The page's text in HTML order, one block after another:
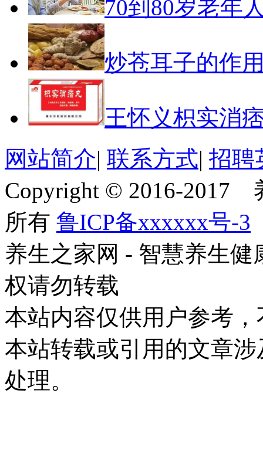
70到80岁老年
炒苍耳子的作
王怀义枳实消
网站简介| 联系方式| 招聘
Copyright © 2016-2017
所有 鲁ICP备xxxxxx号-3
养生之家网 - 智慧养生
权请勿转载
本站内容仅供用户参考
本站转载或引用的文章
处理。